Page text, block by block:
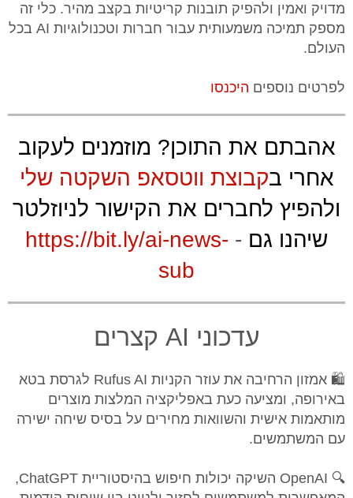
מדויק ואמין ולהפיק תובנות קריטיות בקצב מהיר. כלי זה
מספק תמיכה משמעותית עבור חברות וטכנולוגיות AI בכל
העולם.
לפרטים נוספים היכנסו
אהבתם את התוכן? מוזמנים לעקוב
אחרי בקבוצת ווטסאפ השקטה שלי
ולהפיץ לחברים את הקישור לניוזלטר
שיהנו גם -
https://bit.ly/ai-news-
sub
עדכוני AI קצרים
🛍️ אמזון הרחיבה את עוזר הקניות Rufus AI לגרסת בטא
באירופה, ומציעה כעת באפליקציה המלצות מוצרים
מותאמות אישית והשוואות מחירים על בסיס שיחה ישירה
עם המשתמשים.
🔍 OpenAI השיקה יכולות חיפוש בהיסטוריית ChatGPT,